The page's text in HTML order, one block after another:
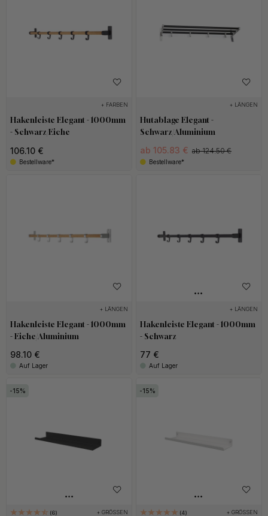
+ FARBEN
Hakenleiste Elegant - 1000mm
- Schwarz/Eiche
106.10 €
Bestellware*
+ LÄNGEN
Hutablage Elegant -
Schwarz/Aluminium
ab 105.83 € ab 124.50 €
Bestellware*
+ LÄNGEN
Hakenleiste Elegant - 1000mm
- Eiche/Aluminium
98.10 €
Auf Lager
+ LÄNGEN
Hakenleiste Elegant - 1000mm
- Schwarz
77 €
Auf Lager
15
6 + GRÖSSEN
15
4 + GRÖSSEN